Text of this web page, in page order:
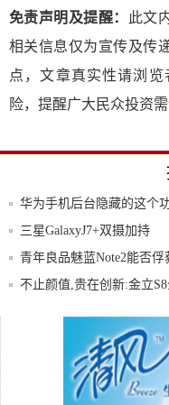
免责声明及提醒：
此文
相关信息仅为宣传及传
点，文章真实性请浏
险，提醒广大民众投资需
华为手机后台隐藏的这个
更好
三星GalaxyJ7+双摄加持
青年良品魅蓝Note2能否俘
不止颜值,贵在创新:金立
vivo新旗舰Xplay5s真机曝